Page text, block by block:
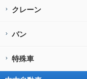
クレーン
バン
特殊車